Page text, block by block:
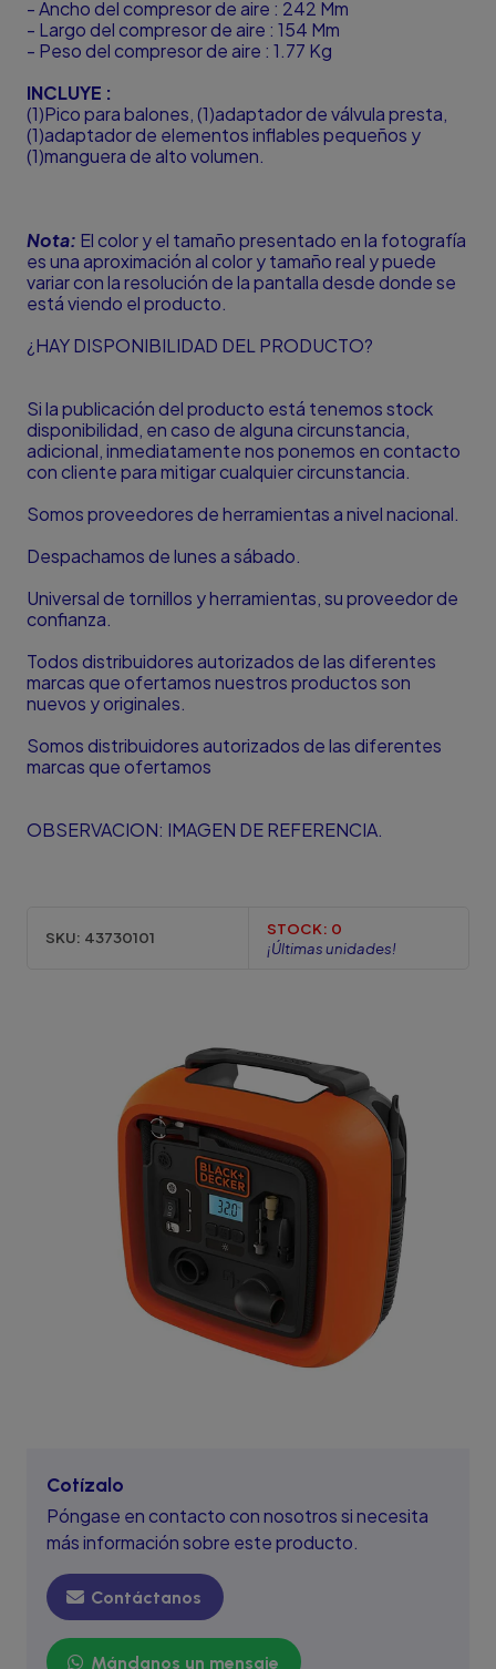
- Ancho del compresor de aire : 242 Mm
- Largo del compresor de aire : 154 Mm
- Peso del compresor de aire : 1.77 Kg
INCLUYE :
(1)Pico para balones, (1)adaptador de válvula presta,
(1)adaptador de elementos inflables pequeños y
(1)manguera de alto volumen.
Nota: El color y el tamaño presentado en la fotografía
es una aproximación al color y tamaño real y puede
variar con la resolución de la pantalla desde donde se
está viendo el producto.
¿HAY DISPONIBILIDAD DEL PRODUCTO?
Si la publicación del producto está tenemos stock
disponibilidad, en caso de alguna circunstancia,
adicional, inmediatamente nos ponemos en contacto
con cliente para mitigar cualquier circunstancia.
Somos proveedores de herramientas a nivel nacional.
Despachamos de lunes a sábado.
Universal de tornillos y herramientas, su proveedor de
confianza.
Todos distribuidores autorizados de las diferentes
marcas que ofertamos nuestros productos son
nuevos y originales.
Somos distribuidores autorizados de las diferentes
marcas que ofertamos
OBSERVACION: IMAGEN DE REFERENCIA.
SKU: 43730101 STOCK: 0
¡Últimas unidades!
Cotízalo
Póngase en contacto con nosotros si necesita
más información sobre este producto.
Contáctanos
Mándanos un mensaje